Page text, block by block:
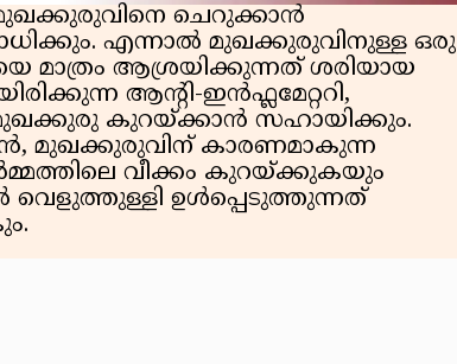
ചെറുക്കാൻ
എന്നാൽ മുഖക്കുരുവിനുള്ള ഒരു
മാത്രം ആശ്രയിക്കുന്നത് ശരിയായ
ആൻ്റി-ഇൻഫ്ലമേറ്ററി,
കുറയ്ക്കാൻ സഹായിക്കും.
മുഖക്കുരുവിന് കാരണമാകുന്ന
വീക്കം കുറയ്ക്കുകയും
ഉൾപ്പെടുത്തുന്നത്